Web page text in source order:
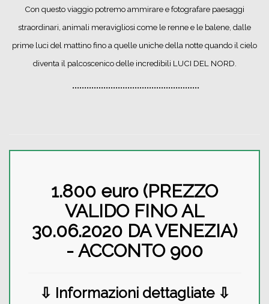
Con questo viaggio potremo ammirare e fotografare paesaggi
straordinari, animali meravigliosi come le renne e le balene, dalle
prime luci del mattino fino a quelle uniche della notte quando il cielo
diventa il palcoscenico delle incredibili LUCI DEL NORD.
•••••••••••••••••••••••••••••••••••••••••••••••••••••
1.800 euro (PREZZO
VALIDO FINO AL
30.06.2020 DA VENEZIA)
- ACCONTO 900
⇩ Informazioni dettagliate ⇩